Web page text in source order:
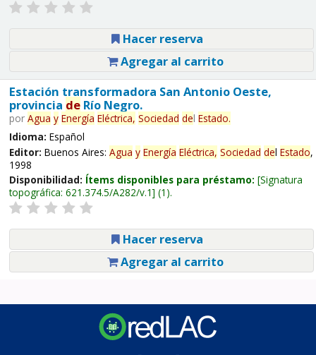
Hacer reserva
Agregar al carrito
Estación transformadora San Antonio Oeste,
provincia deRío Negro.
por Agua y Energía Eléctrica, Sociedad del Estado.
Idioma: Español
Editor: Buenos Aires: Agua y Energía Eléctrica, Sociedad del Estado,
1998
Disponibilidad: Ítems disponibles para préstamo: Signatura
topográfica: 621.374.5/A282/v.1 (1).
Hacer reserva
Agregar al carrito